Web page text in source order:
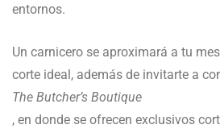
entornos.
Un carnicero se aproximará a tu
corte ideal, además de invitarte a
The Butcher’s Boutique
, en donde se ofrecen exclusivos